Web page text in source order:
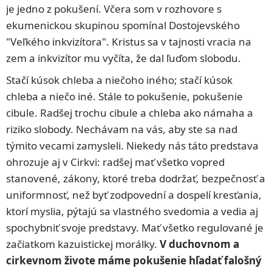
je jedno z pokušení. Včera som v rozhovore s
ekumenickou skupinou spomínal Dostojevského
"Veľkého inkvizítora". Kristus sa v tajnosti vracia na
zem a inkvizítor mu vyčíta, že dal ľuďom slobodu.
Stačí kúsok chleba a niečoho iného; stačí kúsok
chleba a niečo iné. Stále to pokušenie, pokušenie
cibule. Radšej trochu cibule a chleba ako námaha a
riziko slobody. Nechávam na vás, aby ste sa nad
týmito vecami zamysleli. Niekedy nás táto predstava
ohrozuje aj v Cirkvi: radšej mať všetko vopred
stanovené, zákony, ktoré treba dodržať, bezpečnosť a
uniformnosť, než byť zodpovední a dospelí kresťania,
ktorí myslia, pýtajú sa vlastného svedomia a vedia aj
spochybniť svoje predstavy. Mať všetko regulované je
začiatkom kazuistickej morálky. V duchovnom a
cirkevnom živote máme pokušenie hľadať falošný